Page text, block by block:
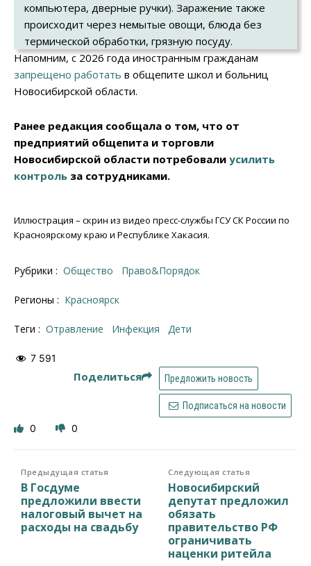
компьютера, дверные ручки). Заражение также
происходит через немытые овощи, блюда без
термической обработки, грязную посуду.
Напомним, с 2026 года иностранным гражданам
запрещено работать в общепите школ и больниц
Новосибирской области.
Ранее редакция сообщала о том, что от
предприятий общепита и торговли
Новосибирской области потребовали усилить
контроль за сотрудниками.
Иллюстрация – скрин из видео пресс-службы ГСУ СК России по
Красноярскому краю и Республике Хакасия.
Рубрики : Общество Право&Порядок
Регионы : Красноярск
Теги : отравление инфекция дети
7 591
Поделиться Предложить новость
Подписаться на новости
0 0
Предыдущая статья
В Госдуме
предложили ввести
налоговый вычет на
расходы на свадьбу
Следующая статья
Новосибирский
депутат предложил
обязать
правительство РФ
ограничивать
наценки ритейла